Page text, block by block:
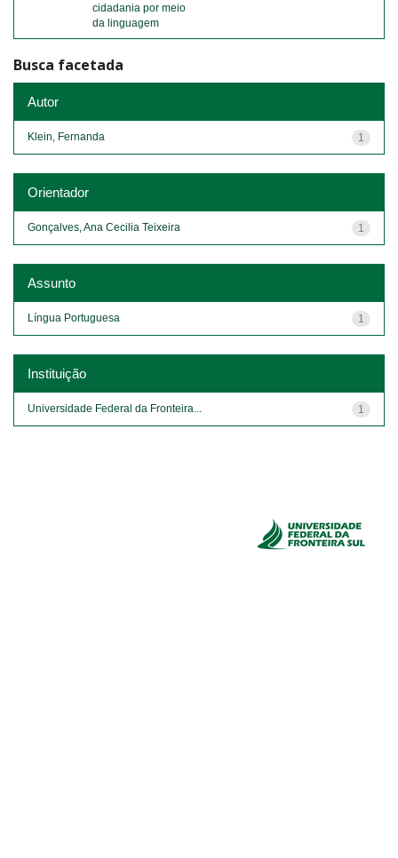
cidadania por meio
da linguagem
Busca facetada
Autor
1
Klein, Fernanda
Orientador
1
Gonçalves, Ana Cecilia Teixeira
Assunto
1
Língua Portuguesa
Instituição
1
Universidade Federal da Fronteira...